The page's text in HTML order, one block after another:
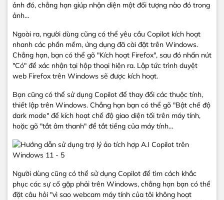
ảnh đó, chẳng hạn giúp nhận diện một đối tượng nào đó trong
ảnh…
Ngoài ra, người dùng cũng có thể yêu cầu Copilot kích hoạt
nhanh các phần mềm, ứng dụng đã cài đặt trên Windows.
Chẳng hạn, bạn có thể gõ "Kích hoạt Firefox", sau đó nhấn nút
"Có" để xác nhận tại hộp thoại hiện ra. Lập tức trình duyệt
web Firefox trên Windows sẽ được kích hoạt.
Bạn cũng có thể sử dụng Copilot để thay đổi các thuộc tính,
thiết lập trên Windows. Chẳng hạn bạn có thể gõ "Bật chế độ
dark mode" để kích hoạt chế độ giao diện tối trên máy tính,
hoặc gõ "tắt âm thanh" để tắt tiếng của máy tính…
Người dùng cũng có thể sử dụng Copilot để tìm cách khắc
phục các sự cố gặp phải trên Windows, chẳng hạn bạn có thể
đặt câu hỏi "vì sao webcam máy tính của tôi không hoạt